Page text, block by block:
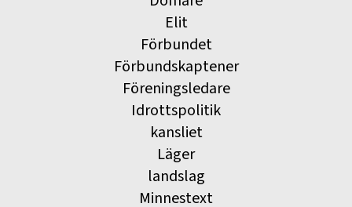
Elit
Förbundet
Förbundskaptener
Föreningsledare
Idrottspolitik
kansliet
Läger
landslag
Minnestext